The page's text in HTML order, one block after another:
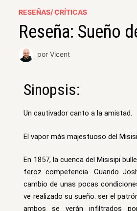
RESEÑAS/ CRÍTICAS
Reseña: Sueño
porVicent
Sinopsis:
Un cautivador canto a la amistad.
El vapor más majestuoso del
En 1857, la cuenca del Misisipi
feroz competencia. Cuando
cambio de unas pocas
ve realizado su sueño: ser el
ambos se verán infiltrados